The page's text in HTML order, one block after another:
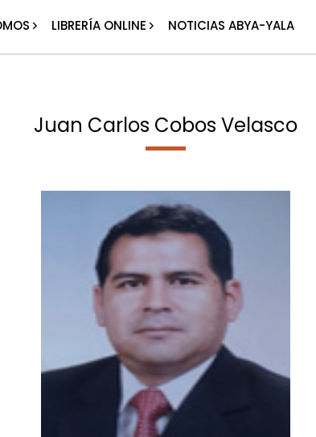
LIBRERÍA ONLINE NOTICIAS ABYA-YALA
Juan Carlos Cobos Velasco